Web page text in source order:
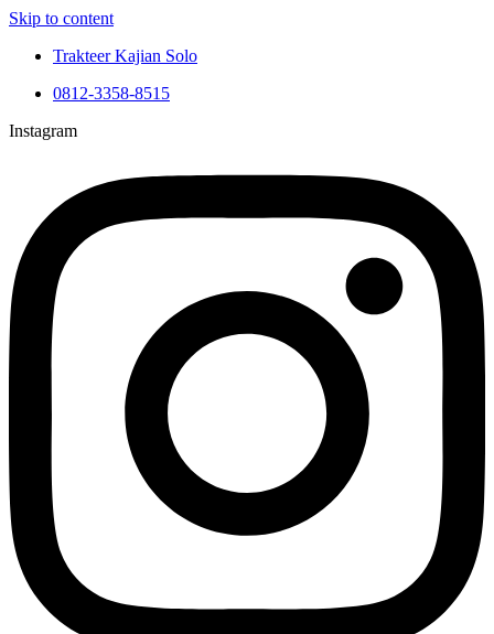
Skip to content
Trakteer Kajian Solo
0812-3358-8515
Instagram